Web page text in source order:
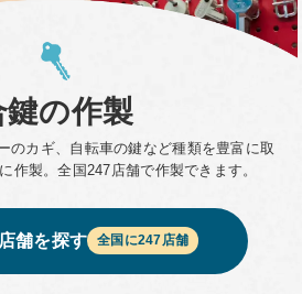
時計修理・電池交換
合鍵の作製
鍵の作製
のカギ、自転車の鍵など種類を豊富に取
作製。全国247 店舗で作製できます。
舗を探す 全国に247店舗